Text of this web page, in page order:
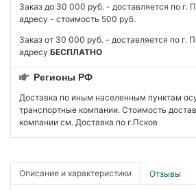
Заказ до 30 000 руб. - доставляется по г.
адресу - стоимость 500 руб.
Заказ от 30 000 руб. - доставляется по г.
адресу БЕСПЛАТНО
Регионы РФ
Доставка по иным населенным пунктам
транспортные компании. Стоимость
компании см. Доставка по г.Псков
Описание и характеристики Отзывы